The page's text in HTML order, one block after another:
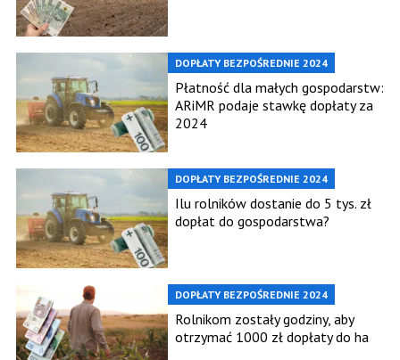
DOPŁATY BEZPOŚREDNIE 2024
Płatność dla małych gospodarstw:
ARiMR podaje stawkę dopłaty za
2024
DOPŁATY BEZPOŚREDNIE 2024
Ilu rolników dostanie do 5 tys. zł
dopłat do gospodarstwa?
DOPŁATY BEZPOŚREDNIE 2024
Rolnikom zostały godziny, aby
otrzymać 1000 zł dopłaty do ha